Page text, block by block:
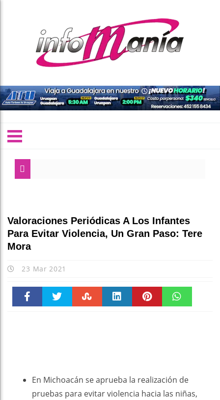
Valoraciones Periódicas A Los Infantes
Para Evitar Violencia, Un Gran Paso: Tere
Mora
23 Mar 2021
En Michoacán se aprueba la realización de
pruebas para evitar violencia hacia las niñas,